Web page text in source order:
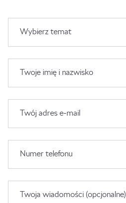
Wybierz temat
Twoje imię i nazwisko
Twój adres e-mail
Numer telefonu
Twoja wiadomości (opcjonalne)